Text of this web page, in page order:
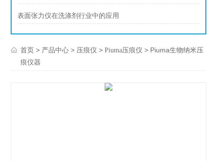
表面张力仪在洗涤剂行业中的应用
首页 > 产品中心 > 压痕仪 >Piuma压痕仪 > Piuma生物纳米压
痕仪器